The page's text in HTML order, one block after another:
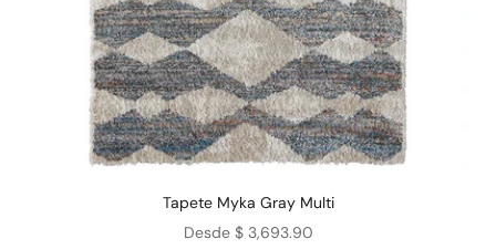
Tapete Myka Gray Multi
Precio de oferta
Desde $ 3,693.90